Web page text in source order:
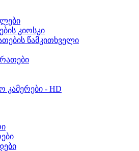
კიოსკი
წამკითხველი
კამერები - HD